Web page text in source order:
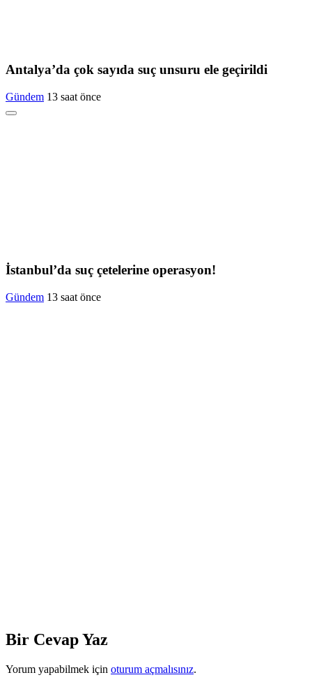
Antalya’da çok sayıda suç unsuru ele geçirildi
Gündem 13 saat önce
İstanbul’da suç çetelerine operasyon!
Gündem 13 saat önce
Bir Cevap Yaz
Yorum yapabilmek için oturum açmalısınız.